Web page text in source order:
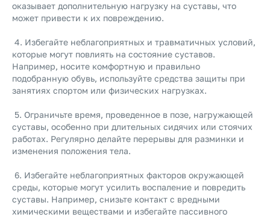
оказывает дополнительную нагрузку на суставы, что
может привести к их повреждению.
4. Избегайте неблагоприятных и травматичных условий,
которые могут повлиять на состояние суставов.
Например, носите комфортную и правильно
подобранную обувь, используйте средства защиты при
занятиях спортом или физических нагрузках.
5. Ограничьте время, проведенное в позе, нагружающей
суставы, особенно при длительных сидячих или стоячих
работах. Регулярно делайте перерывы для разминки и
изменения положения тела.
6. Избегайте неблагоприятных факторов окружающей
среды, которые могут усилить воспаление и повредить
суставы. Например, снизьте контакт с вредными
химическими веществами и избегайте пассивного